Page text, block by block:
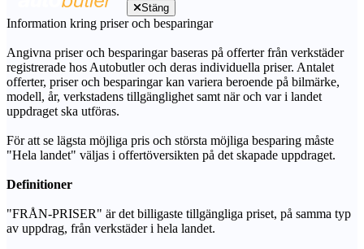
Stäng
Information kring priser och besparingar
Angivna priser och besparingar baseras på offerter från verkstäder
registrerade hos Autobutler och deras individuella priser. Antalet
offerter, priser och besparingar kan variera beroende på bilmärke,
modell, år, verkstadens tillgänglighet samt när och var i landet
uppdraget ska utföras.
För att se lägsta möjliga pris och största möjliga besparing måste
"Hela landet" väljas i offertöversikten på det skapade uppdraget.
Definitioner
"FRÅN-PRISER" är det billigaste tillgängliga priset, på samma typ
av uppdrag, från verkstäder i hela landet.